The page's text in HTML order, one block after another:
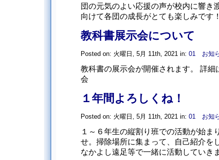
団の元気のよい応援の声が校内に響
向けて各団の成長がとても楽しみです
教科書展示会について
Posted on: 火曜日, 5月 11th, 2021 in: 01 お知
教科書の展示会が開催されます。 詳
会
１年間よろしくね！
Posted on: 火曜日, 5月 11th, 2021 in: 01 お知
１～６年生の縦割り班での活動が始ま
せ。掃除場所に集まって、自己紹介を
なかよし遠足等で一緒に活動していき